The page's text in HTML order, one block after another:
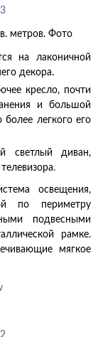
метров. Фото
на лаконичной
декора.
кресло, почти
и большой
легкого его
светлый диван,
освещения,
по периметру
подвесными
рамке.
мягкое